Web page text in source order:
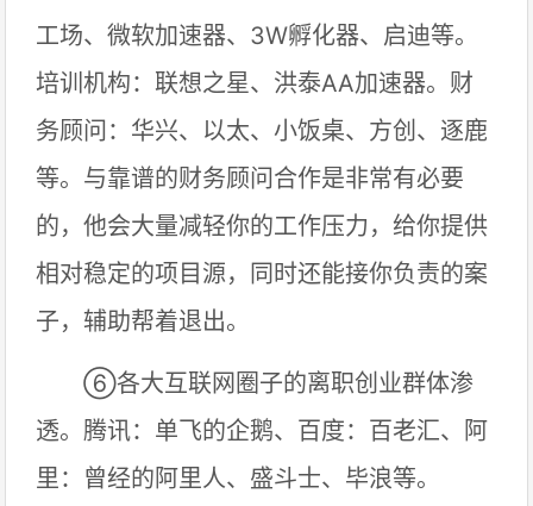
工场、微软加速器、3W孵化器、启迪等。
培训机构：联想之星、洪泰AA加速器。财
务顾问：华兴、以太、小饭桌、方创、逐鹿
等。与靠谱的财务顾问合作是非常有必要
的，他会大量减轻你的工作压力，给你提供
相对稳定的项目源，同时还能接你负责的案
子，辅助帮着退出。
⑥各大互联网圈子的离职创业群体渗
透。腾讯：单飞的企鹅、百度：百老汇、阿
里：曾经的阿里人、盛斗士、毕浪等。